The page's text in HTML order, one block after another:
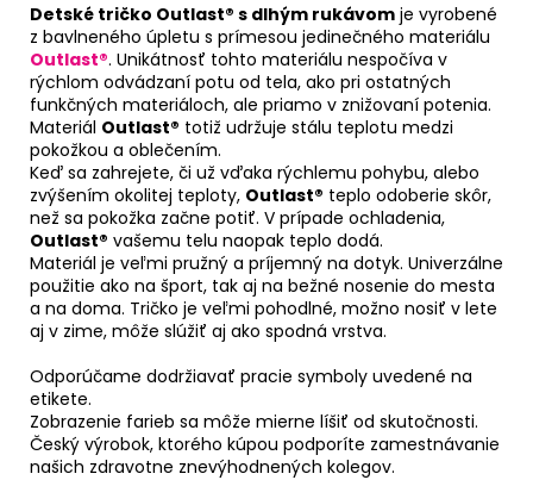
Detské tričko Outlast® s dlhým rukávom je vyrobené
z bavlneného úpletu s prímesou jedinečného materiálu
Outlast®. Unikátnosť tohto materiálu nespočíva v
rýchlom odvádzaní potu od tela, ako pri ostatných
funkčných materiáloch, ale priamo v znižovaní potenia.
Materiál Outlast® totiž udržuje stálu teplotu medzi
pokožkou a oblečením.
Keď sa zahrejete, či už vďaka rýchlemu pohybu, alebo
zvýšením okolitej teploty, Outlast® teplo odoberie skôr,
než sa pokožka začne potiť. V prípade ochladenia,
Outlast® vašemu telu naopak teplo dodá.
Materiál je veľmi pružný a príjemný na dotyk. Univerzálne
použitie ako na šport, tak aj na bežné nosenie do mesta
a na doma. Tričko je veľmi pohodlné, možno nosiť v lete
aj v zime, môže slúžiť aj ako spodná vrstva.
Odporúčame dodržiavať pracie symboly uvedené na
etikete.
Zobrazenie farieb sa môže mierne líšiť od skutočnosti.
Český výrobok, ktorého kúpou podporíte zamestnávanie
našich zdravotne znevýhodnených kolegov.